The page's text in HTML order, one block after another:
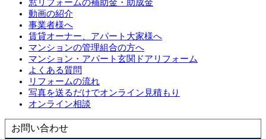
窓リフォームの補助金・助成金
動画の紹介
事業者様へ
賃貸オーナー、アパート大家様へ
マンションの管理組合の方へ
マンション・アパート玄関ドアリフォーム
よくある質問
リフォームの流れ
写真を送るだけでオンライン見積もり
オンライン相談
お問い合わせ